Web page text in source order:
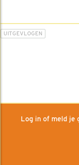
UITGEVLOGEN
Log in of meld je